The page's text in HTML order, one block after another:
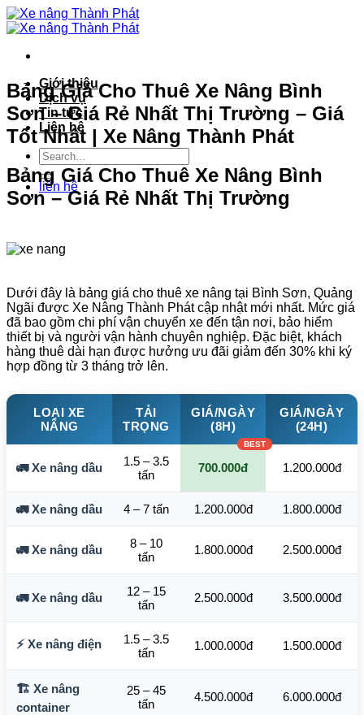
Bỏ
qua
dung
Giới thiệu
Dịch vụ
Tin tức
Liên hệ
liên hệ
Bảng Giá Cho Thuê Xe Nâng Bình
Sơn – Giá Rẻ Nhất Thị Trường – Giá
Tốt Nhất | Xe Nâng Thành Phát
Bảng Giá Cho Thuê Xe Nâng Bình
Sơn – Giá Rẻ Nhất Thị Trường
Dưới đây là bảng giá cho thuê xe nâng tại Bình Sơn, Quảng
Ngãi được Xe Nâng Thành Phát cập nhật mới nhất. Mức giá
đã bao gồm chi phí vận chuyển xe đến tận nơi, bảo hiểm
thiết bị và người vận hành chuyên nghiệp. Đặc biệt, khách
hàng thuê dài hạn được hưởng ưu đãi giảm đến 30% khi ký
hợp đồng từ 3 tháng trở lên.
LOẠI XE
NÂNG
TẢI
TRỌNG
GIÁ/NGÀY
(8H)
GIÁ/NGÀY
(24H)
🚛 Xe nâng dầu
1.5 – 3.5
tấn
700.000đ 1.200.000đ
🚛 Xe nâng dầu 4 – 7 tấn 1.200.000đ 1.800.000đ
🚛 Xe nâng dầu
8 – 10
tấn
1.800.000đ 2.500.000đ
🚛 Xe nâng dầu
12 – 15
tấn
2.500.000đ 3.500.000đ
⚡ Xe nâng điện
1.5 – 3.5
tấn
1.000.000đ 1.500.000đ
🏗️ Xe nâng
container
25 – 45
tấn
4.500.000đ 6.000.000đ